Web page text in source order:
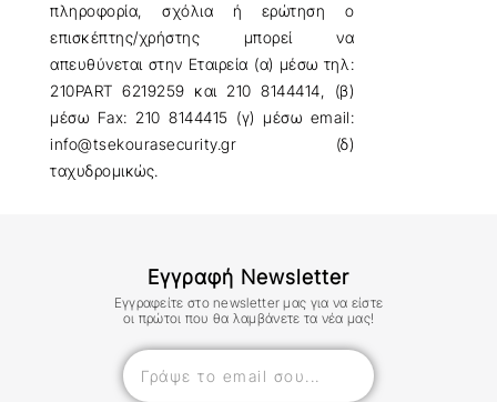
πληροφορία, σχόλια ή ερώτηση ο
επισκέπτης/χρήστης μπορεί να
απευθύνεται στην Εταιρεία (α) μέσω τηλ:
210PART 6219259 και 210 8144414, (β)
μέσω Fax: 210 8144415 (γ) μέσω email:
info@tsekourasecurity.gr (δ)
ταχυδρομικώς.
Εγγραφή Newsletter
Εγγραφείτε στο newsletter μας για να είστε
οι πρώτοι που θα λαμβάνετε τα νέα μας!